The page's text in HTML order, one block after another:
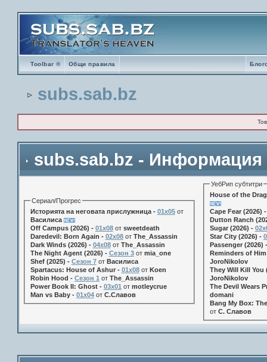
Toolbar ® Общи правила
subs.sab.bz
subs.sab.bz - Информация
Сериал/Прогрес
Историята на неговата прислужница - 01х05от
Василиса
Off Campus (2026) - 01x08от sweetdeath
Daredevil: Born Again - 02x08от The_Assassin
Dark Winds (2026) - 04x08от The_Assassin
The Night Agent (2026) - Сезон 3от mia_one
Shef (2025) - Сезон 7от Василиса
Spartacus: House of Ashur - 01x08от Koen
Robin Hood - Сезон 1 от The_Assassin
Power Book II: Ghost - 03x01 от motleycrue
Man vs Baby - 01x04от С.Славов
УебРип субтитри
House of the
Cape Fear (2026)
Dutton Ranch
Sugar (2026) -
Star City (2026) -
Passenger (2026)
Reminders of
JoroNikolov
They Will Kill You
JoroNikolov
The Devil Wears
domani
Bang My Box:
от С. Славов